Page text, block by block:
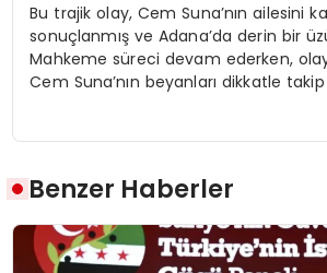
Bu trajik olay, Cem Suna’nın ailesini
sonuçlanmış ve Adana’da derin bir
Mahkeme süreci devam ederken,
Cem Suna’nın beyanları dikkatle
Benzer Haberler